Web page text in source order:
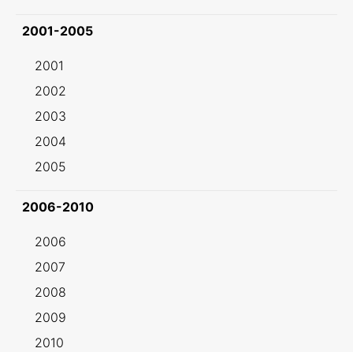
2001-2005
2001
2002
2003
2004
2005
2006-2010
2006
2007
2008
2009
2010